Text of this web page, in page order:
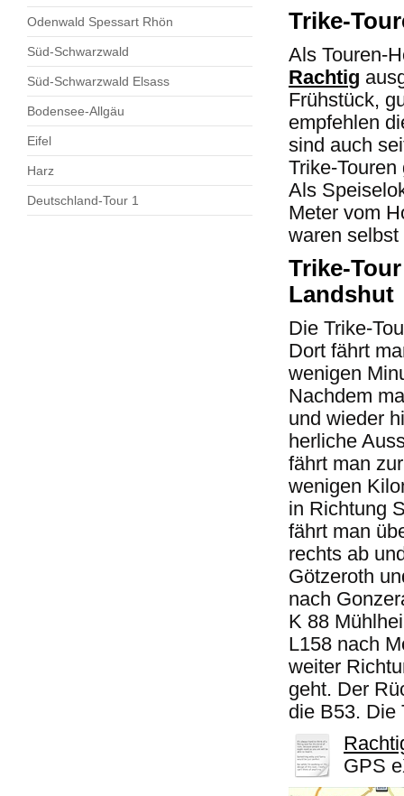
Odenwald Spessart Rhön
Süd-Schwarzwald
Süd-Schwarzwald Elsass
Bodensee-Allgäu
Eifel
Harz
Deutschland-Tour 1
Trike-
Als Touren-
Rachtig
Frühstück,
empfehlen
sind auch
Trike-
Als
Meter vom
waren
Trike-
Landshut
Die Trike-
Dort fährt
wenigen
Nachdem
und wieder
herliche
fährt man
wenigen
in Richtung
fährt man
rechts ab
Götzeroth
nach
K 88
L158 nach
weiter
geht. Der
die B53. Die
GPS